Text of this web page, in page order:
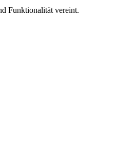
Funktionalität vereint.